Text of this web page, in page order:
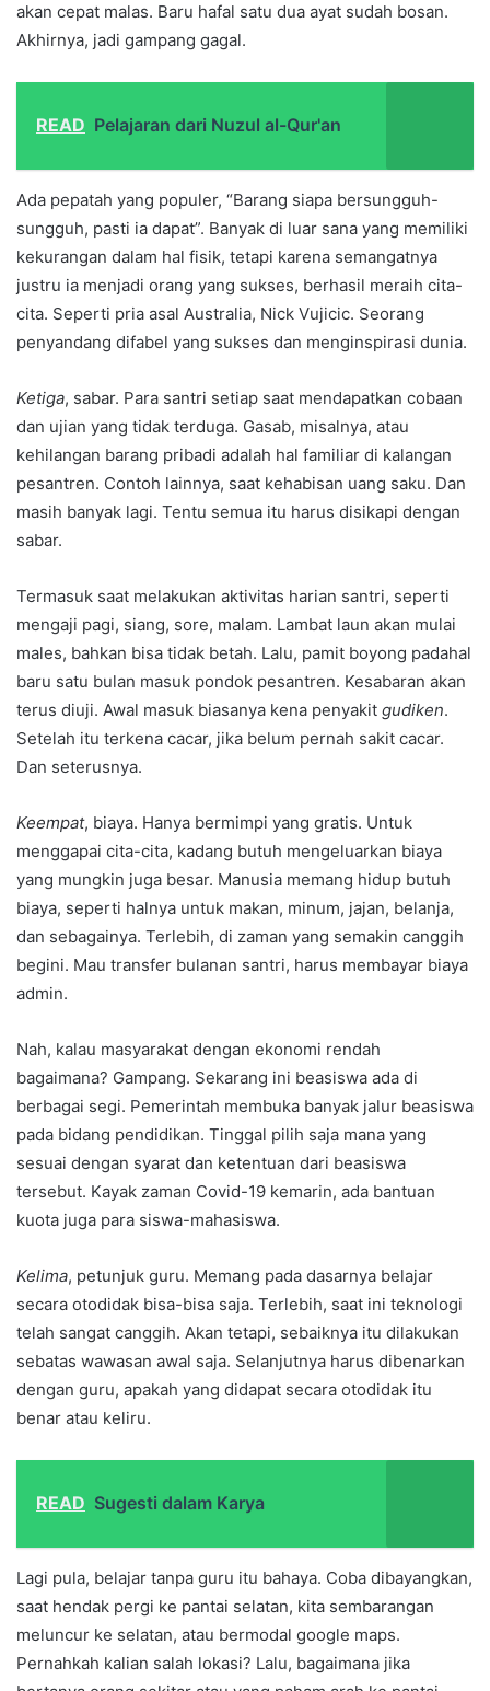
akan cepat malas. Baru hafal satu dua ayat sudah bosan.
Akhirnya, jadi gampang gagal.
READ Pelajaran dari Nuzul al-Qur'an
Ada pepatah yang populer, “Barang siapa bersungguh-
sungguh, pasti ia dapat”. Banyak di luar sana yang memiliki
kekurangan dalam hal fisik, tetapi karena semangatnya
justru ia menjadi orang yang sukses, berhasil meraih cita-
cita. Seperti pria asal Australia, Nick Vujicic. Seorang
penyandang difabel yang sukses dan menginspirasi dunia.
Ketiga, sabar. Para santri setiap saat mendapatkan cobaan
dan ujian yang tidak terduga. Gasab, misalnya, atau
kehilangan barang pribadi adalah hal familiar di kalangan
pesantren. Contoh lainnya, saat kehabisan uang saku. Dan
masih banyak lagi. Tentu semua itu harus disikapi dengan
sabar.
Termasuk saat melakukan aktivitas harian santri, seperti
mengaji pagi, siang, sore, malam. Lambat laun akan mulai
males, bahkan bisa tidak betah. Lalu, pamit boyong padahal
baru satu bulan masuk pondok pesantren. Kesabaran akan
terus diuji. Awal masuk biasanya kena penyakit gudiken.
Setelah itu terkena cacar, jika belum pernah sakit cacar.
Dan seterusnya.
Keempat, biaya. Hanya bermimpi yang gratis. Untuk
menggapai cita-cita, kadang butuh mengeluarkan biaya
yang mungkin juga besar. Manusia memang hidup butuh
biaya, seperti halnya untuk makan, minum, jajan, belanja,
dan sebagainya. Terlebih, di zaman yang semakin canggih
begini. Mau transfer bulanan santri, harus membayar biaya
admin.
Nah, kalau masyarakat dengan ekonomi rendah
bagaimana? Gampang. Sekarang ini beasiswa ada di
berbagai segi. Pemerintah membuka banyak jalur beasiswa
pada bidang pendidikan. Tinggal pilih saja mana yang
sesuai dengan syarat dan ketentuan dari beasiswa
tersebut. Kayak zaman Covid-19 kemarin, ada bantuan
kuota juga para siswa-mahasiswa.
Kelima, petunjuk guru. Memang pada dasarnya belajar
secara otodidak bisa-bisa saja. Terlebih, saat ini teknologi
telah sangat canggih. Akan tetapi, sebaiknya itu dilakukan
sebatas wawasan awal saja. Selanjutnya harus dibenarkan
dengan guru, apakah yang didapat secara otodidak itu
benar atau keliru.
READ Sugesti dalam Karya
Lagi pula, belajar tanpa guru itu bahaya. Coba dibayangkan,
saat hendak pergi ke pantai selatan, kita sembarangan
meluncur ke selatan, atau bermodal google maps.
Pernahkah kalian salah lokasi? Lalu, bagaimana jika